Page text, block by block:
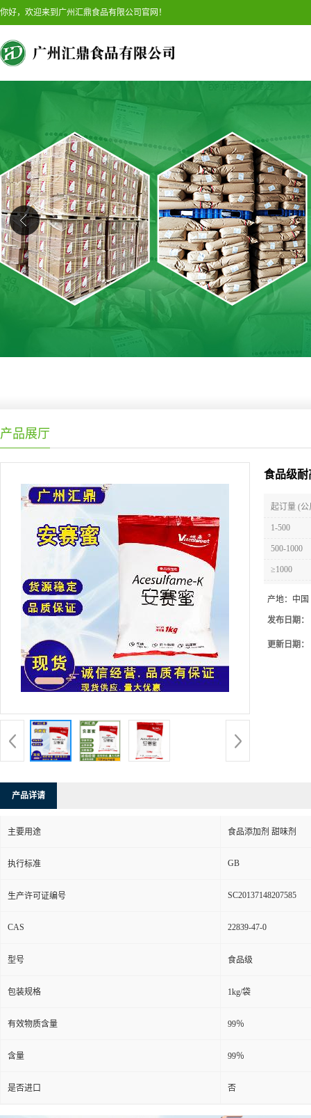
你好，欢迎来到广州汇鼎食品有限公司官网！
产品展厅
食品级耐
起订量 (公
1-500
500-1000
≥1000
产地： 中国
发布日期：
更新日期：
产品详请
主要用途 食品添加剂 甜味剂
执行标准 GB
生产许可证编号 SC20137148207585
CAS 22839-47-0
型号 食品级
包装规格 1kg/袋
有效物质含量 99％
含量 99％
是否进口 否